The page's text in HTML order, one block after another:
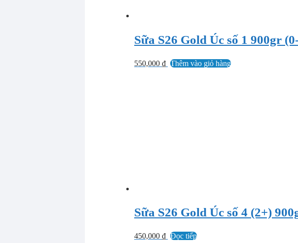
Sữa S26 Gold Úc số 1 900gr
550,000 ₫ Thêm vào giỏ hàng
Sữa S26 Gold Úc số 4 (2+)
450,000 ₫ Đọc tiếp